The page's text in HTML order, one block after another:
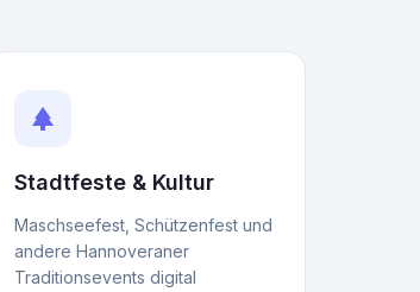
park
Stadtfeste & Kultur
Maschseefest, Schützenfest und
andere Hannoveraner
Traditionsevents digital